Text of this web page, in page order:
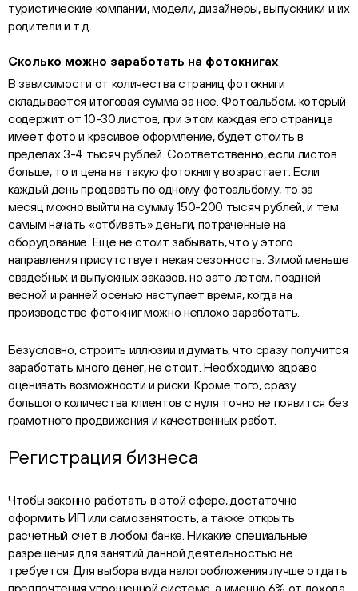
туристические компании, модели, дизайнеры, выпускники и их
родители и т.д.
Сколько можно заработать на фотокнигах
В зависимости от количества страниц фотокниги
складывается итоговая сумма за нее. Фотоальбом, который
содержит от 10-30 листов, при этом каждая его страница
имеет фото и красивое оформление, будет стоить в
пределах 3-4 тысяч рублей. Соответственно, если листов
больше, то и цена на такую фотокнигу возрастает. Если
каждый день продавать по одному фотоальбому, то за
месяц можно выйти на сумму 150-200 тысяч рублей, и тем
самым начать «отбивать» деньги, потраченные на
оборудование. Еще не стоит забывать, что у этого
направления присутствует некая сезонность. Зимой меньше
свадебных и выпускных заказов, но зато летом, поздней
весной и ранней осенью наступает время, когда на
производстве фотокниг можно неплохо заработать.
Безусловно, строить иллюзии и думать, что сразу получится
заработать много денег, не стоит. Необходимо здраво
оценивать возможности и риски. Кроме того, сразу
большого количества клиентов с нуля точно не появится без
грамотного продвижения и качественных работ.
Регистрация бизнеса
Чтобы законно работать в этой сфере, достаточно
оформить ИП или самозанятость, а также открыть
расчетный счет в любом банке. Никакие специальные
разрешения для занятий данной деятельностью не
требуется. Для выбора вида налогообложения лучше отдать
предпочтения упрощенной системе, а именно 6% от дохода